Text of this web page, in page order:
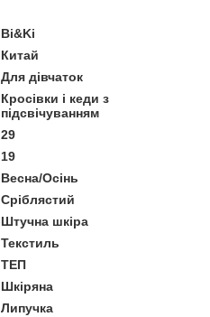
Bi&Ki
Китай
Для дівчаток
Кросівки і кеди з
підсвічуванням
29
19
Весна/Осінь
Сріблястий
Штучна шкіра
Текстиль
ТЕП
Шкіряна
Липучка